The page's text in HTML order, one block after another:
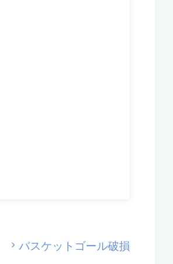
バスケットゴール破損